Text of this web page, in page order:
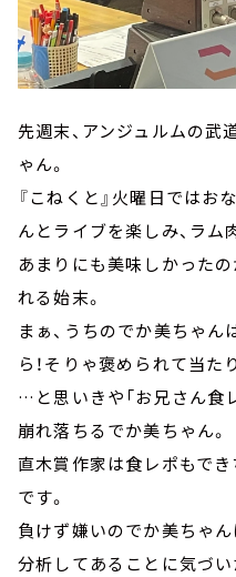
先週末、アンジュルムの武
ゃん。
『こねくと』火曜日ではお
んとライブを楽しみ、ラム
あまりにも美味しかった
れる始末。
まぁ、うちのでか美ちゃ
ら！そりゃ褒められて当た
…と思いきや「お兄さん食
崩れ落ちるでか美ちゃん。
直木賞作家は食レポもで
です。
負けず嫌いのでか美ちゃ
分析してあることに気づ